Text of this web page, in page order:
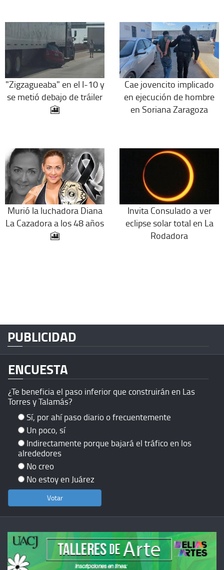
"Zigzagueaba" en el I-10 y
se metió debajo de tráiler
🎦
Cae jovencito implicado
en ejecución de hombre
en Soriana Zaragoza
Murió la luchadora Diana
La Cazadora a los 48 años
🎦
Invita Consulado a ver
eclipse solar total en La
Rodadora
PUBLICIDAD
ENCUESTA
¿Te beneficia el paso inferior que construirán en Las
Torres y Talamás?
Sí, por ahí paso diario o frecuentemente
Un poco, sí
Indirectamente porque bajará el tráfico en los
alrededores
No creo
No estoy en Juárez